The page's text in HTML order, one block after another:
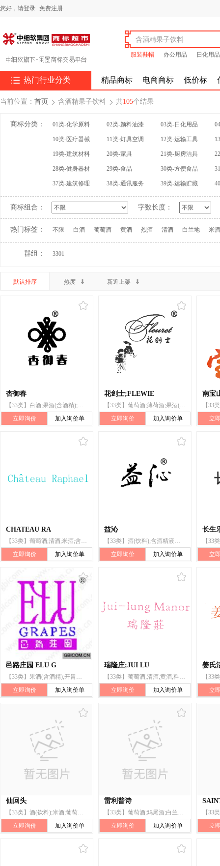
您好， 请登录 免费注册
服装鞋帽 办公用品 日化用品
 热门行业分类 精品商标 电商商标 低价标
当前位置： 首页  含酒精果子饮料  共105个结果
商标分类： 01类-化学原料 02类-颜料油漆 03类-日化用品
10类-医疗器械 11类-灯具空调 12类-运输工具
19类-建筑材料 20类-家具 21类-厨房洁具
28类-健身器材 29类-食品 30类-方便食品
37类-建筑修理 38类-通讯服务 39类-运输贮藏
商标组合： 字数长度：
热门标签： 不限 白酒 葡萄酒 黄酒 烈酒 清酒 白兰地 米酒
群组： 3301
默认排序 热度 新近上架
杏御春
【33类】白酒;果酒(含酒精);梨酒;葡萄酒;含酒精果子饮料;黄酒;苹果酒;米酒
立即询价
加入询价单
花剑士;FLEWIE
【33类】葡萄酒;薄荷酒;果酒(含酒精);白兰地;含酒精果子饮料;料酒
立即询价
加入询价单
南宝
立
CHATEAU RA
【33类】葡萄酒;清酒;米酒;含酒精果子饮料;含水果的酒精饮料;白兰地;伏特加酒;开胃酒;酒(利口酒);威士忌酒
立即询价
加入询价单
益沁
【33类】酒(饮料);含酒精液体;米酒;葡萄酒;开胃酒;黄酒;料酒;酒精饮料(啤酒除外);含酒精果子饮料;果酒(含酒精)
立即询价
加入询价单
长生
立
邑路庄园 ELU G
【33类】果酒(含酒精);开胃酒;苹果酒;鸡尾酒;葡萄酒;酒(饮料);白兰地;梨酒;含酒精浓汁;含酒精果子饮料
立即询价
加入询价单
瑞隆庄;JUI LU
【33类】葡萄酒;清酒;黄酒;料酒;米酒;酒精饮料(啤酒除外);含酒精果子饮料;白兰地;威士忌酒;鸡尾酒
立即询价
加入询价单
姜氏
立
仙回头
【33类】酒(饮料);米酒;葡萄酒;黄酒;含酒精果子饮料;苹果酒;料酒;清酒;青稞酒;苦味酒
立即询价
加入询价单
雷利普诗
【33类】葡萄酒;鸡尾酒;白兰地;酒精饮料(啤酒除外);含酒精果子饮料;伏特加(酒);米酒;蜂蜜酒;樱桃酒;酒(饮料)
立即询价
加入询价单 立